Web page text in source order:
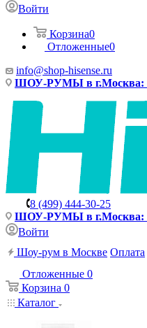
Войти
Корзина0
Отложенные0
info@shop-hisense.ru
ШОУ-РУМЫ в г.Москва:
8 (499) 444-30-25
ШОУ-РУМЫ в г.Москва:
Войти
Шоу-рум в Москве Оплата
Отложенные 0
Корзина 0
Каталог